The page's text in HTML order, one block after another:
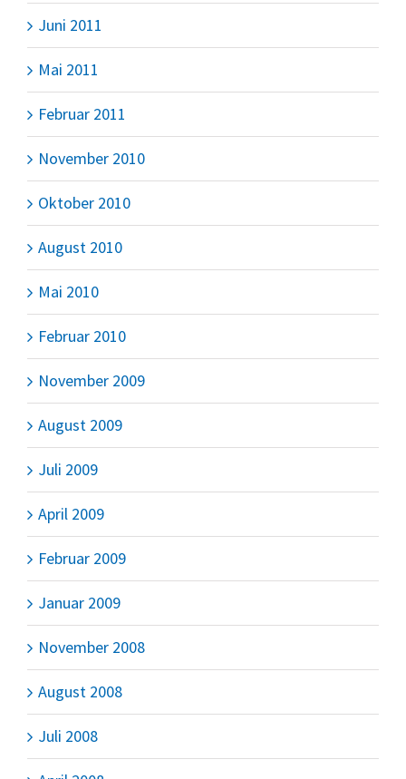
Juni 2011
Mai 2011
Februar 2011
November 2010
Oktober 2010
August 2010
Mai 2010
Februar 2010
November 2009
August 2009
Juli 2009
April 2009
Februar 2009
Januar 2009
November 2008
August 2008
Juli 2008